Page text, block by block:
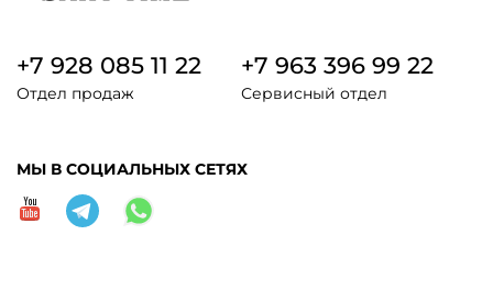
+7 928 085 11 22
Отдел продаж
+7 963 396 99 22
Сервисный отдел
МЫ В СОЦИАЛЬНЫХ СЕТЯХ